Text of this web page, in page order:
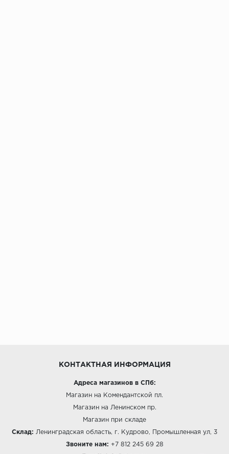
КОНТАКТНАЯ ИНФОРМАЦИЯ
Адреса магазинов в СПб:
Магазин на Комендантской пл.
Магазин на Ленинском пр.
Магазин при складе
Склад: Ленинградская область, г. Кудрово, Промышленная ул, 3
Звоните нам: +7 812 245 69 28